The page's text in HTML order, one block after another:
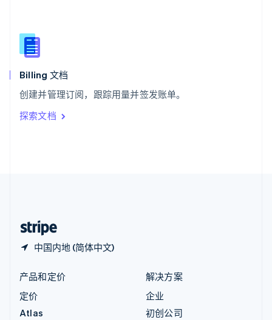
Billing 文档
创建并管理订阅，跟踪用量并签发账单。
探索文档
中国内地 (简体中文)
新西兰
English
匈牙利
English
ItalianoEnglish
印度
English
产品和定价
定价
Atlas
解决方案
企业
初创公司